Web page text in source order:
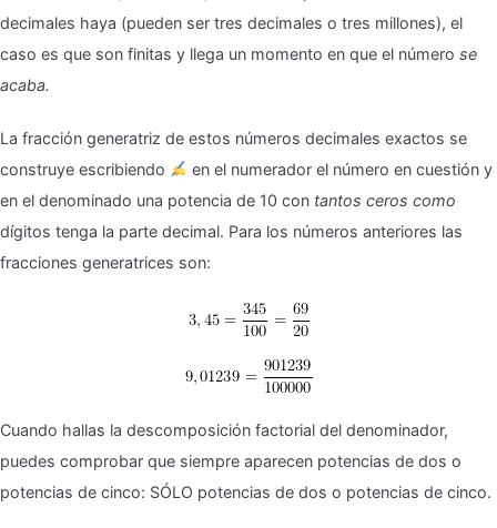
decimales haya (pueden ser tres decimales o tres millones), el
caso es que son finitas y llega un momento en que el número se
acaba.
La fracción generatriz de estos números decimales exactos se
construye escribiendo
en el numerador el número en cuestión y
en el denominado una potencia de 10 con tantos ceros como
dígitos tenga la parte decimal. Para los números anteriores las
fracciones generatrices son:
Cuando hallas la descomposición factorial del denominador,
puedes comprobar que siempre aparecen potencias de dos o
potencias de cinco: SÓLO potencias de dos o potencias de cinco.